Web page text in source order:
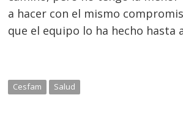
a hacer con el mismo
que el equipo lo ha hecho hasta
Cesfam Salud